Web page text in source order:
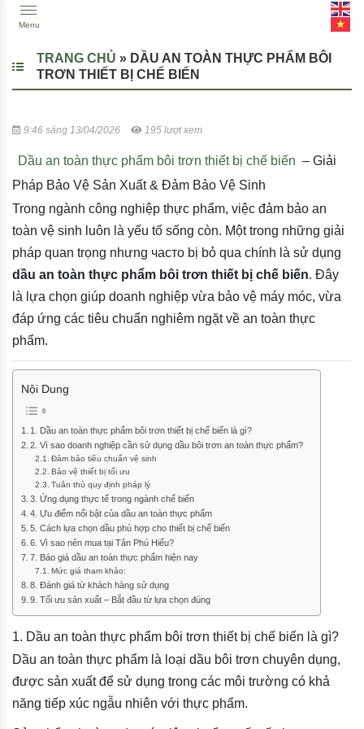
Menu
TRANG CHỦ » DẦU AN TOÀN THỰC PHẨM BÔI
TRƠN THIẾT BỊ CHẾ BIẾN
9:46 sáng 13/04/2026 195 lượt xem
Dầu an toàn thực phẩm bôi trơn thiết bị chế biến – Giải
Pháp Bảo Vệ Sản Xuất & Đảm Bảo Vệ Sinh
Trong ngành công nghiệp thực phẩm, việc đảm bảo an
toàn vệ sinh luôn là yếu tố sống còn. Một trong những giải
pháp quan trọng nhưng часто bị bỏ qua chính là sử dụng
dầu an toàn thực phẩm bôi trơn thiết bị chế biến. Đây
là lựa chọn giúp doanh nghiệp vừa bảo vệ máy móc, vừa
đáp ứng các tiêu chuẩn nghiêm ngặt về an toàn thực
phẩm.
Nội Dung
1. Dầu an toàn thực phẩm bôi trơn thiết bị chế biến là gì?
2. Vì sao doanh nghiệp cần sử dụng dầu bôi trơn an toàn thực phẩm?
Đảm bảo tiêu chuẩn vệ sinh
Bảo vệ thiết bị tối ưu
Tuân thủ quy định pháp lý
3. Ứng dụng thực tế trong ngành chế biến
4. Ưu điểm nổi bật của dầu an toàn thực phẩm
5. Cách lựa chọn dầu phù hợp cho thiết bị chế biến
6. Vì sao nên mua tại Tân Phú Hiếu?
7. Báo giá dầu an toàn thực phẩm hiện nay
Mức giá tham khảo:
8. Đánh giá từ khách hàng sử dụng
9. Tối ưu sản xuất – Bắt đầu từ lựa chọn đúng
1. Dầu an toàn thực phẩm bôi trơn thiết bị chế biến là gì?
Dầu an toàn thực phẩm là loại dầu bôi trơn chuyên dụng,
được sản xuất để sử dụng trong các môi trường có khả
năng tiếp xúc ngẫu nhiên với thực phẩm.